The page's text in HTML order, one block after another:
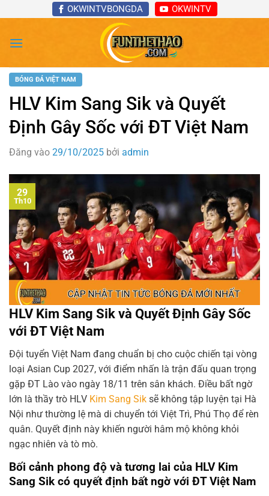
nội
OKWINTVBONGDA OKWINTV
BÓNG ĐÁ VIỆT NAM
HLV Kim Sang Sik và Quyết
Định Gây Sốc với ĐT Việt Nam
Đăng vào 29/10/2025 bởi admin
29
Th10
HLV Kim Sang Sik và Quyết Định Gây Sốc
với ĐT Việt Nam
Đội tuyển Việt Nam đang chuẩn bị cho cuộc chiến tại vòng
loại Asian Cup 2027, với điểm nhấn là trận đấu quan trọng
gặp ĐT Lào vào ngày 18/11 trên sân khách. Điều bất ngờ
lớn là thầy trò HLV Kim Sang Sik sẽ không tập luyện tại Hà
Nội như thường lệ mà di chuyển tới Việt Trì, Phú Thọ để rèn
quân. Quyết định này khiến người hâm mộ không khỏi
ngạc nhiên và tò mò.
Bối cảnh phong độ và tương lai của HLV Kim
Sang Sik có quyết định bất ngờ với ĐT Việt Nam